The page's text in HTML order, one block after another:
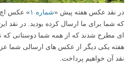
در نقد عکس هفته پیش «شماره ۱
» عکس اچ
که شما برای ما ارسال کرده بودید. در نقد
ای مطرح شدند که از همه شما دوستانی که
هفته یکی دیگر از عکس های ارسالی شما
نقد آن خواهیم پرداخت.